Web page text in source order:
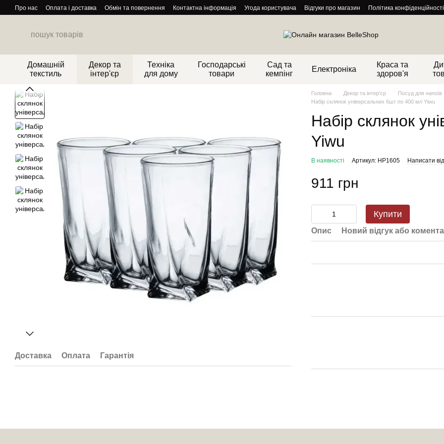
Перейти до основного контенту
Про нас Оплата і доставка Обмін та повернення Контактна інформація Угода користувача Відгуки про магазин Політика конфіденційності
Домашній
текстиль
Декор та
інтер'єр
Техніка
для дому
Господарські
товари
Сад та
кемпінг
Електроніка
Краса та
здоров'я
Доставка Оплата Гарантія
Головна Декор та інтер'єр
Посуд для напоїв
Набір склянок універсальних 6шт по 400 мл Yiwu
Набір склянок
Yiwu
В наявності Артикул: HP1605 Написати
911 грн
Купити
Опис Новий відгук або